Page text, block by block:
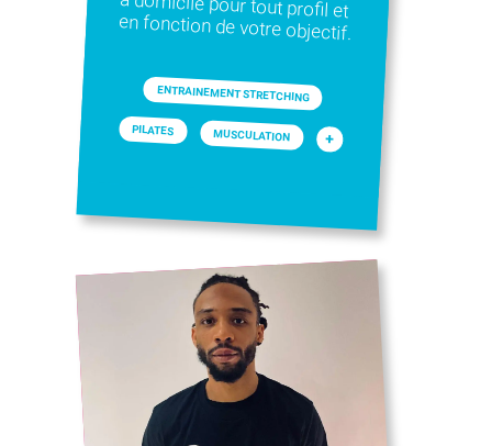
en fonction de votre objectif.
ENTRAINEMENT STRETCHING
PILATES MUSCULATION +